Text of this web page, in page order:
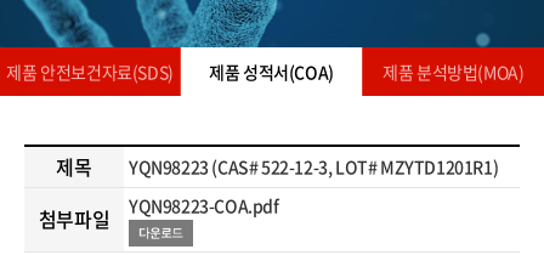
제품 안전보건자료(SDS) 제품 성적서(COA) 제품 분석방법(MOA)
제목 YQN98223 (CAS# 522-12-3, LOT# MZYTD1201R1)
첨부파일 YQN98223-COA.pdf